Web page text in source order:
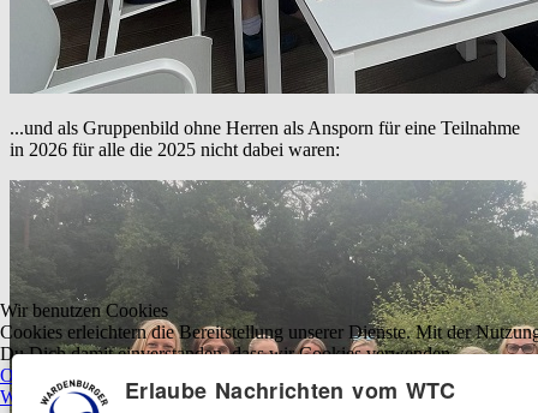
...und als Gruppenbild ohne Herren als Ansporn für eine Teilnahme
in 2026 für alle die 2025 nicht dabei waren:
Wir benutzen Cookies
Cookies erleichtern die Bereitstellung unserer Dienste. Mit der
Du Dich damit einverstanden, dass wir Cookies verwenden.
OK
Ablehnen
Weitere Informationen|Impressum
Erlaube Nachrichten vom WTC